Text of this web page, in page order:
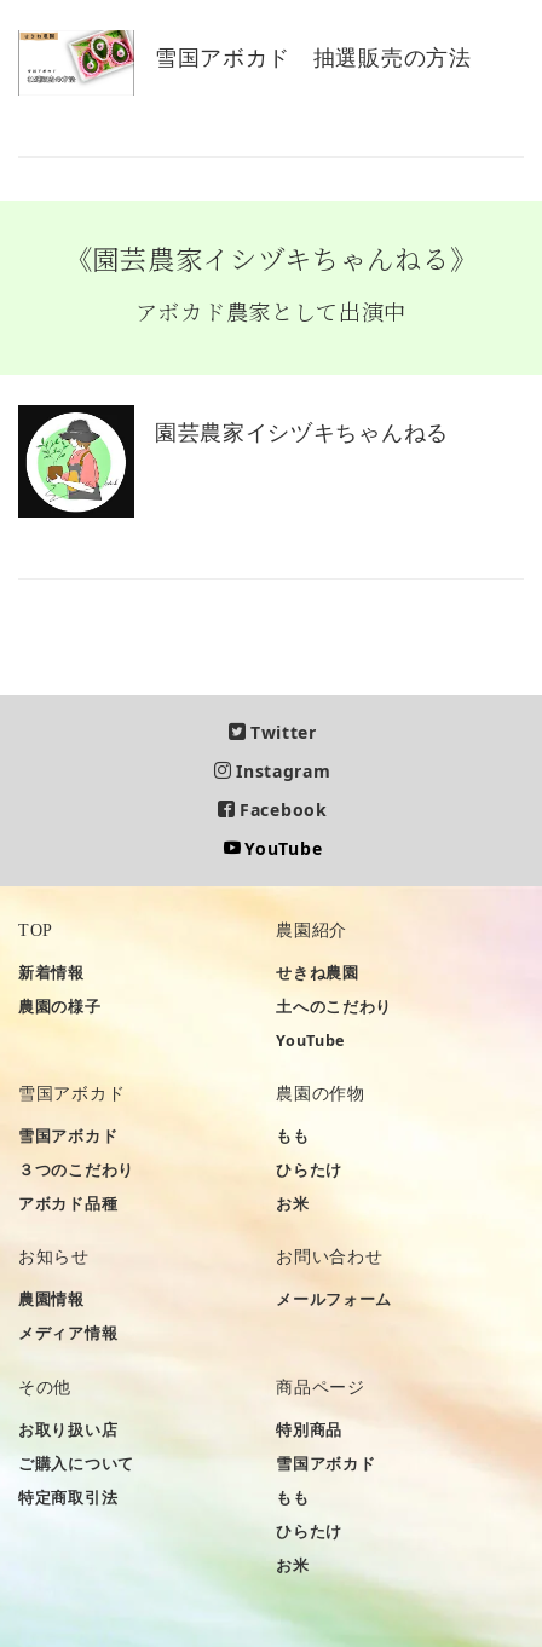
雪国アボカド 抽選販売の方法
《園芸農家イシヅキちゃんねる》
アボカド農家として出演中
園芸農家イシヅキちゃんねる
Twitter
Instagram
Facebook
YouTube
TOP
新着情報
農園の様子
農園紹介
せきね農園
土へのこだわり
YouTube
雪国アボカド
雪国アボカド
３つのこだわり
アボカド品種
農園の作物
もも
ひらたけ
お米
お知らせ
農園情報
メディア情報
お問い合わせ
メールフォーム
その他
お取り扱い店
ご購入について
特定商取引法
商品ページ
特別商品
雪国アボカド
もも
ひらたけ
お米